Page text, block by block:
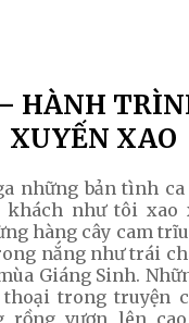
HÀNH
XUYẾN XAO
những bản tình
như tôi xao
hàng cây cam
nắng như trái
Giáng Sinh.
trong truyện